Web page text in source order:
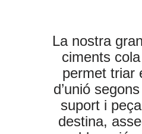
La nostra
ciments
permet triar
d’unió
suport i
destina,